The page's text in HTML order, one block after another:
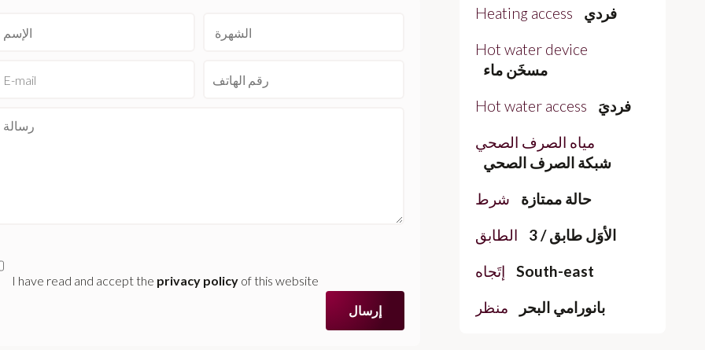
Heating access
فردي
Hot water device
مسخَن ماء
Hot water access
فرديَ
مياه الصرف الصحي
شبكة الصرف الصحي
حالة ممتازة
الأوَل طابق / 3
South-east
بانورامي البحر
I have read and accept the privacy policy of this website
إرسال